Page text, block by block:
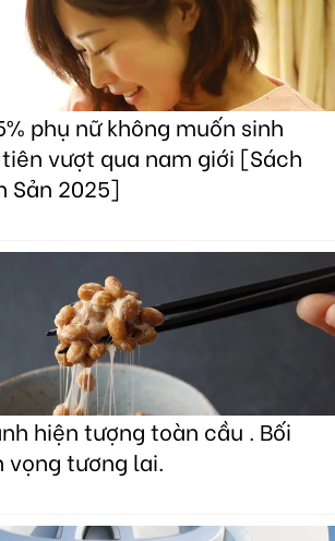
phụ nữ không muốn sinh
vượt qua nam giới [Sách
Sản 2025]
hiện tượng toàn cầu . Bối
vọng tương lai.